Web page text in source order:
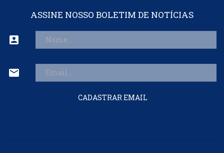
ASSINE NOSSO BOLETIM DE NOTÍCIAS
account_box
mail
CADASTRAR EMAIL